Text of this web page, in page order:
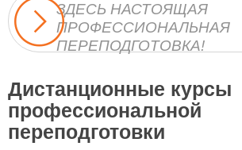
ЗДЕСЬ НАСТОЯЩАЯ
ПРОФЕССИОНАЛЬНАЯ
ПЕРЕПОДГОТОВКА!
Дистанционные курсы
профессиональной
переподготовки